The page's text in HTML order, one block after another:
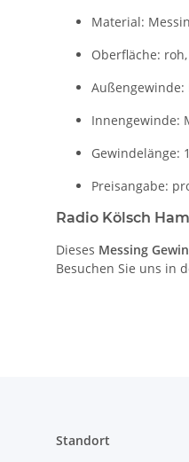
Material:
Oberfläche:
Außengewinde:
Innengewinde:
Gewindelänge:
Preisangabe:
Radio Kölsch
Dieses Messing
Besuchen Sie uns in
Standort